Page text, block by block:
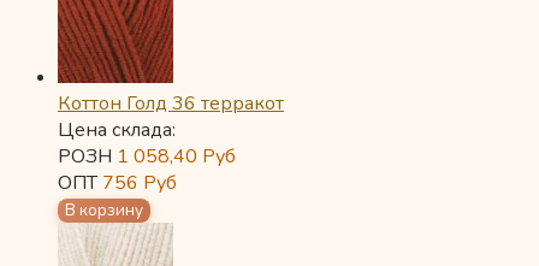
Коттон Голд 36 терракот
Цена склада:
РОЗН 1 058,40 Руб
ОПТ756 Руб